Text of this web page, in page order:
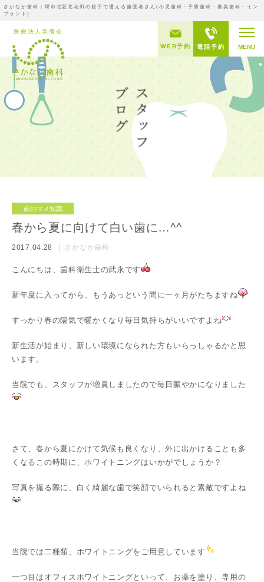
さかなか歯科｜堺市北区北花田の親子で通える歯医者さん(小児歯科・予防歯科・審美歯科・イン
プラント)
MENU
電話予約
WEB予約
歯のマメ知識
春から夏に向けて白い歯に…^^
2017.04.28 さかなか歯科
こんにちは、歯科衛生士の武永です
新年度に入ってから、もうあっという間に一ヶ月がたちますね
すっかり春の陽気で暖かくなり毎日気持ちがいいですよね
新生活が始まり、新しい環境になられた方もいらっしゃるかと思
います。
当院でも、スタッフが増員しましたので毎日賑やかになりました
さて、春から夏にかけて気候も良くなり、外に出かけることも多
くなるこの時期に、ホワイトニングはいかがでしょうか？
写真を撮る際に、白く綺麗な歯で笑顔でいられると素敵ですよね
当院では二種類、ホワイトニングをご用意しています
一つ目はオフィスホワイトニングといって、お薬を塗り、専用の